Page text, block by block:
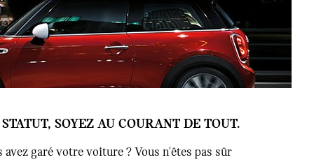
SOYEZ AU COURANT DE TOUT.
avez garé votre voiture ? Vous n'êtes pas sûr